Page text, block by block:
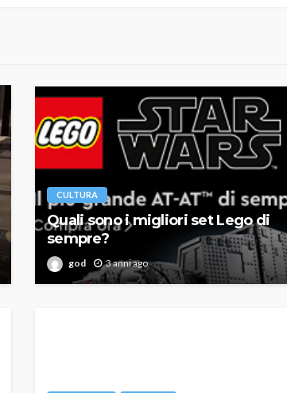
CULTURA
Quali sono i migliori set Lego di
sempre?
god 3 anni ago